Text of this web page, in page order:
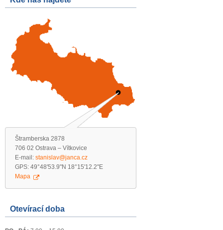
Štramberska 2878
706 02 Ostrava – Vítkovice
E-mail: stanislav@janca.cz
GPS: 49°48'53.9"N 18°15'12.2"E
Mapa
Otevírací doba